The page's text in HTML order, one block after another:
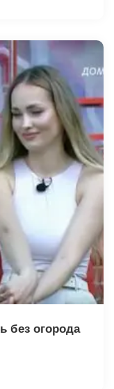
без огорода